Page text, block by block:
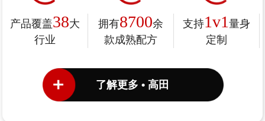
产品覆盖38大
行业
拥有8700余
款成熟配方
支持1v1量身
定制
了解更多 • 高田